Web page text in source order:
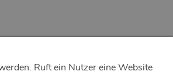
Ruft ein Nutzer eine Website